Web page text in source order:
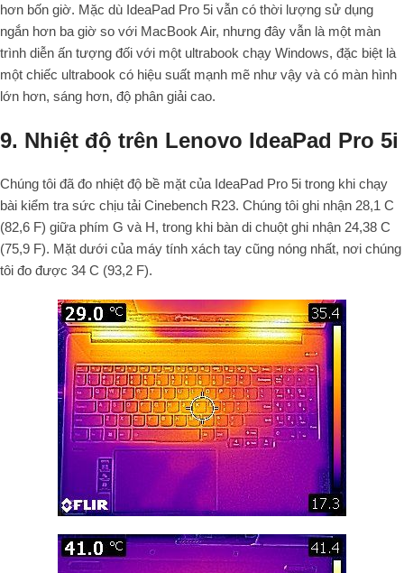
hơn bốn giờ. Mặc dù IdeaPad Pro 5i vẫn có thời lượng sử dụng
ngắn hơn ba giờ so với MacBook Air, nhưng đây vẫn là một màn
trình diễn ấn tượng đối với một ultrabook chạy Windows, đặc biệt là
một chiếc ultrabook có hiệu suất mạnh mẽ như vậy và có màn hình
lớn hơn, sáng hơn, độ phân giải cao.
9. Nhiệt độ trên Lenovo IdeaPad Pro 5i
Chúng tôi đã đo nhiệt độ bề mặt của IdeaPad Pro 5i trong khi chạy
bài kiểm tra sức chịu tải Cinebench R23. Chúng tôi ghi nhận 28,1 C
(82,6 F) giữa phím G và H, trong khi bàn di chuột ghi nhận 24,38 C
(75,9 F). Mặt dưới của máy tính xách tay cũng nóng nhất, nơi chúng
tôi đo được 34 C (93,2 F).